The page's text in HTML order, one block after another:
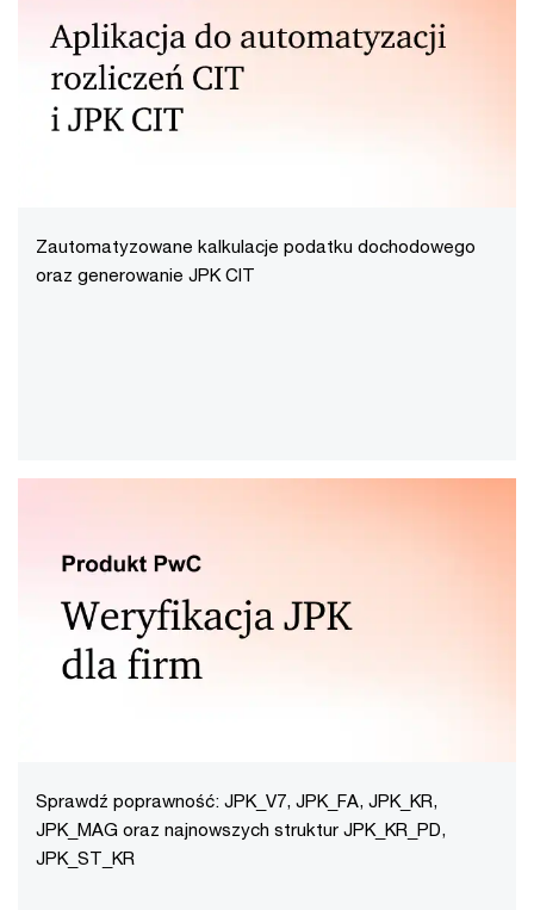
Zautomatyzowane kalkulacje podatku dochodowego
oraz generowanie JPK CIT
Sprawdź poprawność: JPK_V7, JPK_FA, JPK_KR,
JPK_MAG oraz najnowszych struktur JPK_KR_PD,
JPK_ST_KR